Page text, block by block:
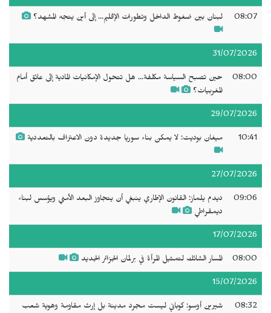
08:07 لبنان بين ضغوط الداخل وتطورات الإقليم... إلى أين يتجه المشهد؟
31/07/2026
08:00
حين تصبح السياسة مكلفة... هل تتحول الإمكانيات المادية إلى عائق أمام
المغربيات؟
29/07/2026
10:41 ميغان بوديت: لا يمكن بناء سوريا جديدة دون الاعتراف بالتعددية
27/07/2026
09:06
ديدم يلماز: القانون الإطاري ينبغي أن يتجاوز البعد الأمني ويؤسس لبناء
ديمقراطي
17/07/2026
08:00 المسار الشائك لتمثيل المرأة في برلمان الجزائر الجديد
15/07/2026
08:32 شيرين أوسو: كوباني ليست مجرد مدينة بل إرث مقاومة وهوية شعب